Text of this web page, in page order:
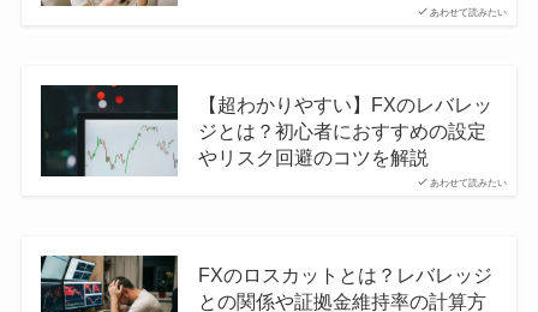
あわせて読みたい
あわせて読みたい
【超わかりやすい】FXのレバレッ
ジとは？初心者におすすめの設定
やリスク回避のコツを解説
FXのロスカットとは？レバレッジ
との関係や証拠金維持率の計算方